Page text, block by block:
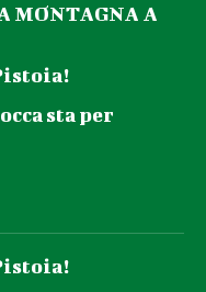
MONTAGNA A
sta per